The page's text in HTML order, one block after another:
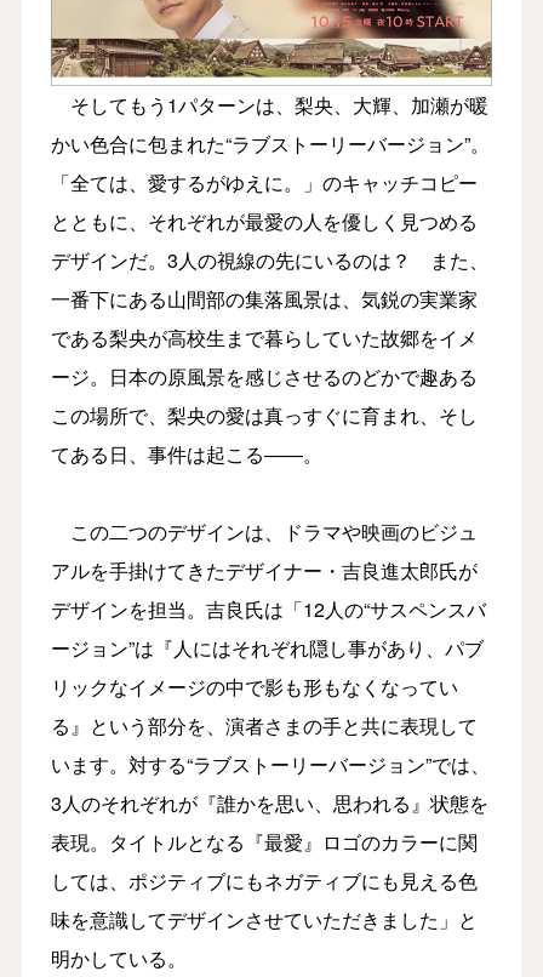
そしてもう1パターンは、梨央、大輝、加瀬が暖
かい色合に包まれた“ラブストーリーバージョン”。
「全ては、愛するがゆえに。」のキャッチコピー
とともに、それぞれが最愛の人を優しく見つめる
デザインだ。3人の視線の先にいるのは？ また、
一番下にある山間部の集落風景は、気鋭の実業家
である梨央が高校生まで暮らしていた故郷をイメ
ージ。日本の原風景を感じさせるのどかで趣ある
この場所で、梨央の愛は真っすぐに育まれ、そし
てある日、事件は起こる――。
この二つのデザインは、ドラマや映画のビジュ
アルを手掛けてきたデザイナー・吉良進太郎氏が
デザインを担当。吉良氏は「12人の“サスペンスバ
ージョン”は『人にはそれぞれ隠し事があり、パブ
リックなイメージの中で影も形もなくなってい
る』という部分を、演者さまの手と共に表現して
います。対する“ラブストーリーバージョン”では、
3人のそれぞれが『誰かを思い、思われる』状態を
表現。タイトルとなる『最愛』ロゴのカラーに関
しては、ポジティブにもネガティブにも見える色
味を意識してデザインさせていただきました」と
明かしている。